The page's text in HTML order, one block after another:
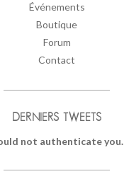
Événements
Boutique
Forum
Contact
DERNIERS TWEETS
not authenticate you.